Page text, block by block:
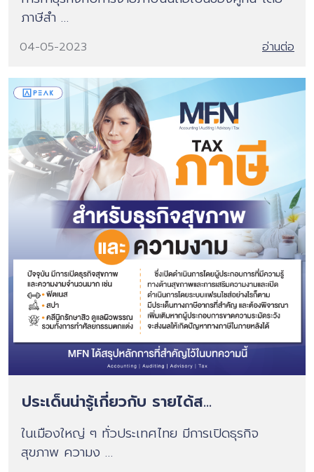
ภาษีสำ …
04-05-2023 อ่านต่อ
ประเด็นน่ารู้เกี่ยวกับ รายได้ส...
ในเมืองใหญ่ ๆ ทั่วประเทศไทย มีการเปิดธุรกิจ
สุขภาพ ความง …